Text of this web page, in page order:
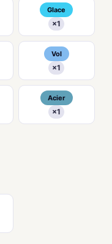
Glace
×1
Vol
×1
Acier
×1